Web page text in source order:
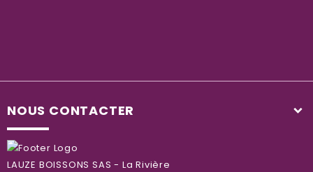
NOUS CONTACTER
LAUZE BOISSONS SAS - La Rivière